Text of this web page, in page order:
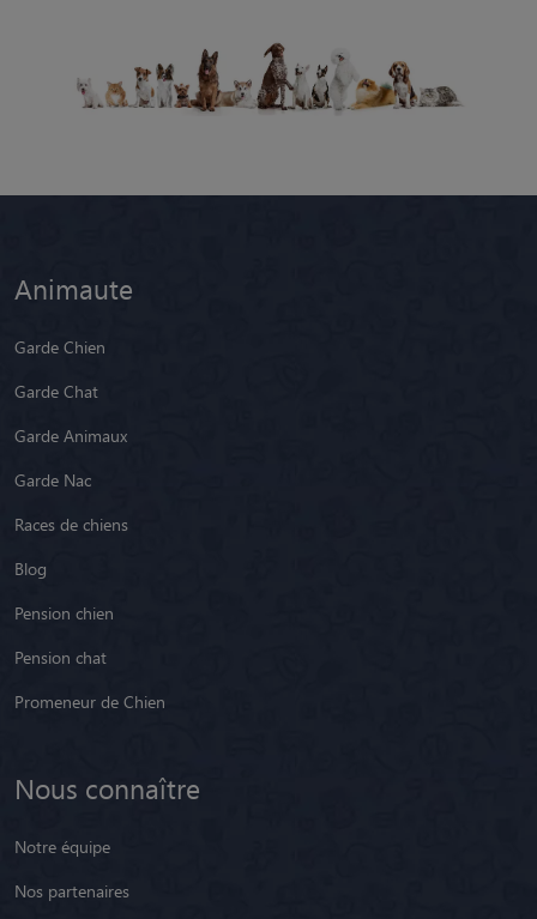
Animaute
Garde Chien
Garde Chat
Garde Animaux
Garde Nac
Races de chiens
Blog
Pension chien
Pension chat
Promeneur de Chien
Nous connaître
Notre équipe
Nos partenaires